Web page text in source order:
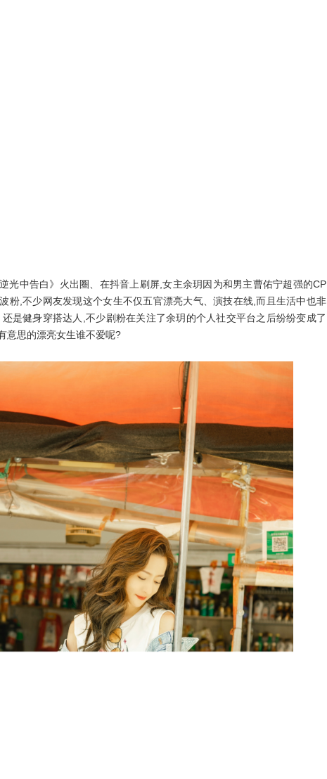
中告白》火出圈、在抖音上刷屏,女主余玥因为和男主曹佑宁超强的CP
粉,不少网友发现这个女生不仅五官漂亮大气、演技在线,而且生活中也非
是健身穿搭达人,不少剧粉在关注了余玥的个人社交平台之后纷纷变成了
意思的漂亮女生谁不爱呢?